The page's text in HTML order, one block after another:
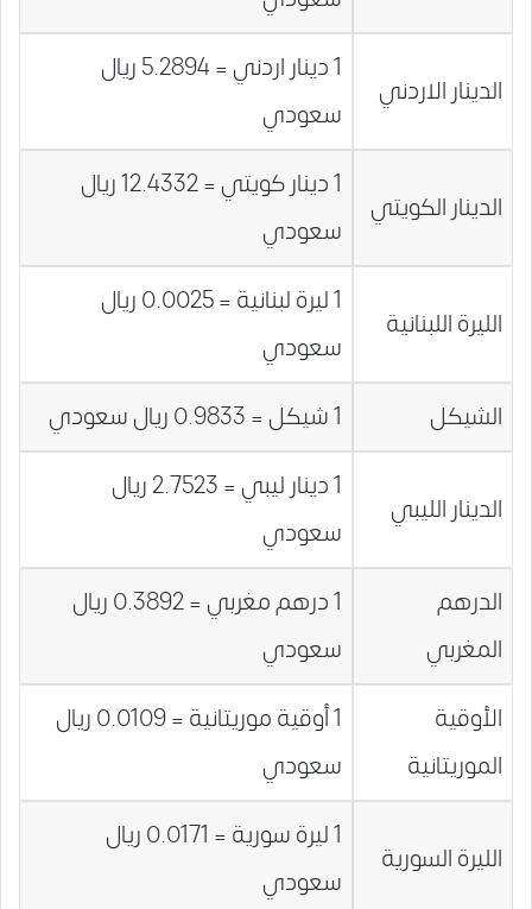
الدينار الاردني
1 دينار اردني = 5.2894 ريال
سعودي
الدينار الكويتي
1 دينار كويتي = 12.4332 ريال
سعودي
الليرة اللبنانية
1 ليرة لبنانية = 0.0025 ريال
سعودي
الشيكل
1 شيكل = 0.9833 ريال سعودي
الدينار الليبي
1 دينار ليبي = 2.7523 ريال
سعودي
الدرهم
المغربي
1 درهم مغربي = 0.3892 ريال
سعودي
الأوقية
الموريتانية
1 أوقية موريتانية = 0.0109 ريال
سعودي
الليرة السورية
1 ليرة سورية = 0.0171 ريال
سعودي